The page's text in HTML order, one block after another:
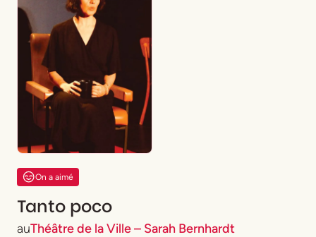
On a aimé
Tanto poco
auThéâtre de la Ville – Sarah Bernhardt